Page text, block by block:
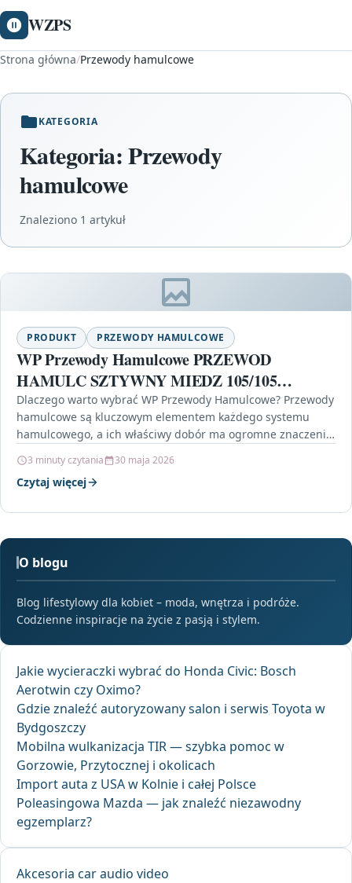
WZPS
Strona główna/Przewody hamulcowe
KATEGORIA
Kategoria:Przewody
hamulcowe
Znaleziono 1 artykuł
PRODUKT PRZEWODY HAMULCOWE
WP Przewody Hamulcowe PRZEWOD
HAMULC SZTYWNY MIEDZ 105/105
L=210CM FI= 4.75MM SZT WP WP-036
Dlaczego warto wybrać WP Przewody Hamulcowe? Przewody
hamulcowe są kluczowym elementem każdego systemu
hamulcowego, a ich właściwy dobór ma ogromne znaczenie
3 minuty czytania 30 maja 2026
Czytaj więcej
O blogu
Blog lifestylowy dla kobiet – moda, wnętrza i podróże.
Codzienne inspiracje na życie z pasją i stylem.
Jakie wycieraczki wybrać do Honda Civic: Bosch
Aerotwin czy Oximo?
Gdzie znaleźć autoryzowany salon i serwis Toyota w
Bydgoszczy
Mobilna wulkanizacja TIR — szybka pomoc w
Gorzowie, Przytocznej i okolicach
Import auta z USA w Kolnie i całej Polsce
Poleasingowa Mazda — jak znaleźć niezawodny
egzemplarz?
Akcesoria car audio video